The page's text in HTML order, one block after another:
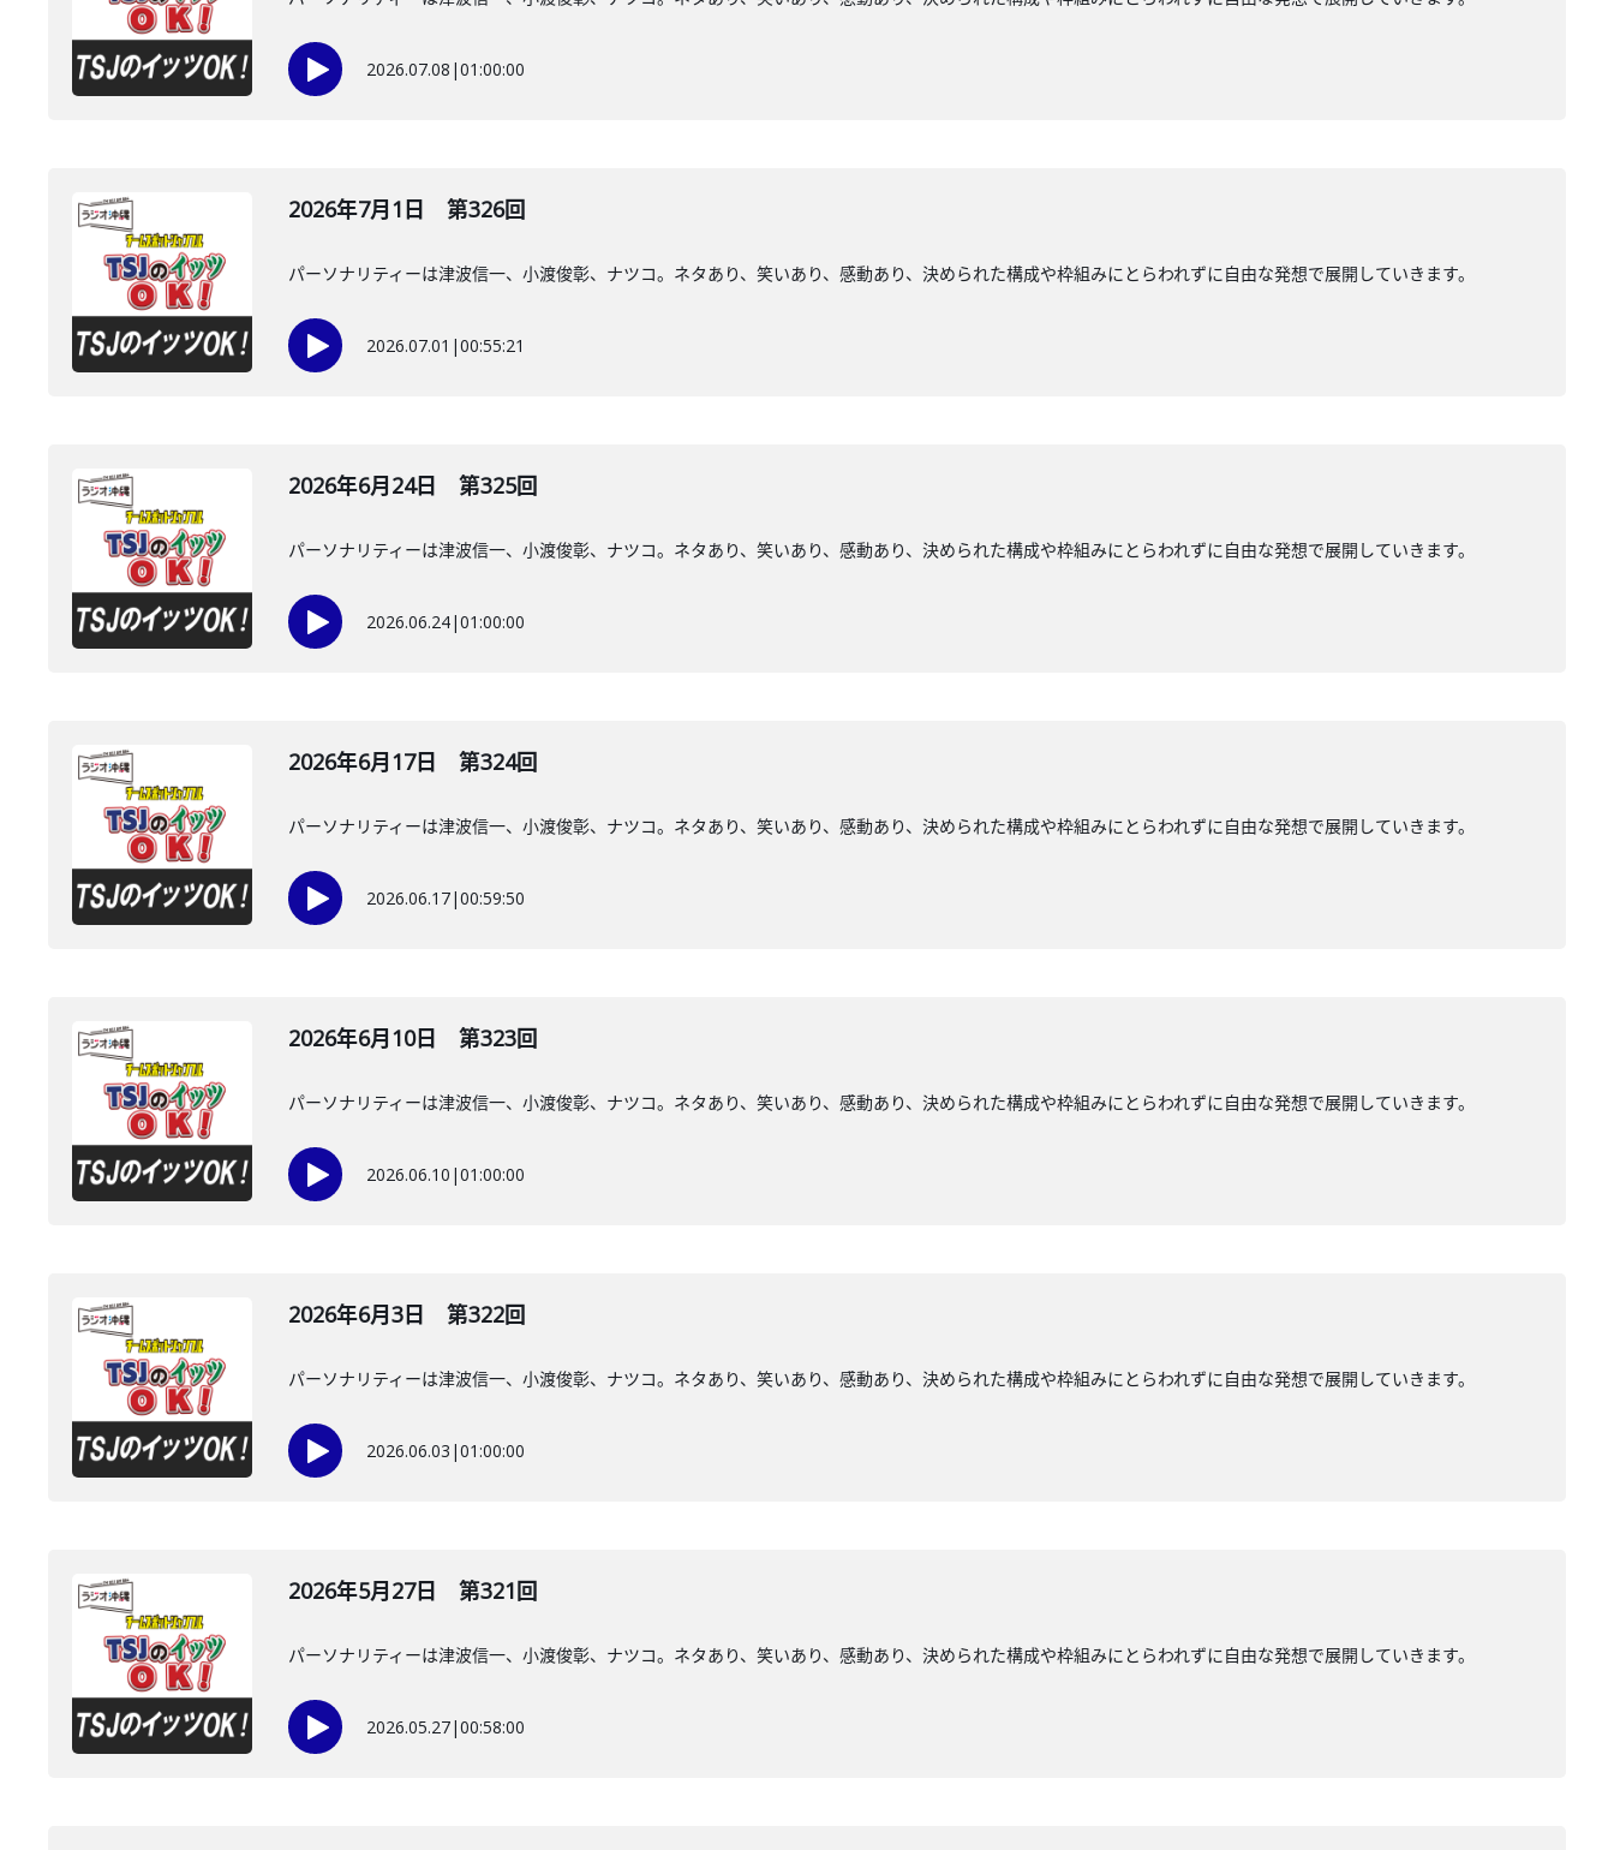
2026.07.08 |01:00:00
2026年7月1日 第326回
パーソナリティーは津波信一、小渡俊彰、ナツコ。ネタあり、笑いあり、感動あり、決められた構成や枠組みにとらわれずに自由な発想で展開していきます。
2026.07.01 |00:55:21
2026年6月24日 第325回
パーソナリティーは津波信一、小渡俊彰、ナツコ。ネタあり、笑いあり、感動あり、決められた構成や枠組みにとらわれずに自由な発想で展開していきます。
2026.06.24|01:00:00
2026年6月17日 第324回
パーソナリティーは津波信一、小渡俊彰、ナツコ。ネタあり、笑いあり、感動あり、決められた構成や枠組みにとらわれずに自由な発想で展開していきます。
2026.06.17|00:59:50
2026年6月10日 第323回
パーソナリティーは津波信一、小渡俊彰、ナツコ。ネタあり、笑いあり、感動あり、決められた構成や枠組みにとらわれずに自由な発想で展開していきます。
2026.06.10 |01:00:00
2026年6月3日 第322回
パーソナリティーは津波信一、小渡俊彰、ナツコ。ネタあり、笑いあり、感動あり、決められた構成や枠組みにとらわれずに自由な発想で展開していきます。
2026.06.03 |01:00:00
2026年5月27日 第321回
パーソナリティーは津波信一、小渡俊彰、ナツコ。ネタあり、笑いあり、感動あり、決められた構成や枠組みにとらわれずに自由な発想で展開していきます。
2026.05.27|00:58:00